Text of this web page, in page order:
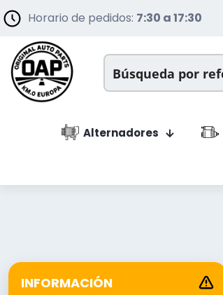
Horario de pedidos: 7:30 a 17:30
Alternadores
INFORMACIÓN